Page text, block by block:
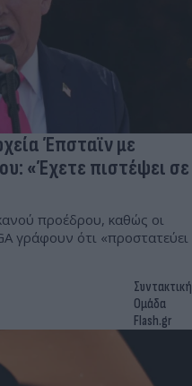
Έπσταϊν με
«Έχετε πιστέψει σε
προέδρου, καθώς οι
γράφουν ότι «προστατεύει
Συντακτική
Ομάδα
Flash.gr